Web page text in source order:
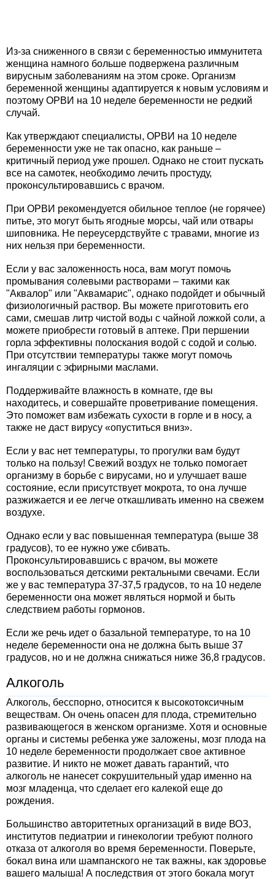
Из-за сниженного в связи с беременностью иммунитета
женщина намного больше подвержена различным
вирусным заболеваниям на этом сроке. Организм
беременной женщины адаптируется к новым условиям и
поэтому ОРВИ на 10 неделе беременности не редкий
случай.
Как утверждают специалисты, ОРВИ на 10 неделе
беременности уже не так опасно, как раньше –
критичный период уже прошел. Однако не стоит пускать
все на самотек, необходимо лечить простуду,
проконсультировавшись с врачом.
При ОРВИ рекомендуется обильное теплое (не горячее)
питье, это могут быть ягодные морсы, чай или отвары
шиповника. Не переусердствуйте с травами, многие из
них нельзя при беременности.
Если у вас заложенность носа, вам могут помочь
промывания солевыми растворами – такими как
"Аквалор" или "Аквамарис", однако подойдет и обычный
физиологичный раствор. Вы можете приготовить его
сами, смешав литр чистой воды с чайной ложкой соли, а
можете приобрести готовый в аптеке. При першении
горла эффективны полоскания водой с содой и солью.
При отсутствии температуры также могут помочь
ингаляции с эфирными маслами.
Поддерживайте влажность в комнате, где вы
находитесь, и совершайте проветривание помещения.
Это поможет вам избежать сухости в горле и в носу, а
также не даст вирусу «опуститься вниз».
Если у вас нет температуры, то прогулки вам будут
только на пользу! Свежий воздух не только помогает
организму в борьбе с вирусами, но и улучшает ваше
состояние, если присутствует мокрота, то она лучше
разжижается и ее легче откашливать именно на свежем
воздухе.
Однако если у вас повышенная температура (выше 38
градусов), то ее нужно уже сбивать.
Проконсультировавшись с врачом, вы можете
воспользоваться детскими ректальными свечами. Если
же у вас температура 37-37,5 градусов, то на 10 неделе
беременности она может являться нормой и быть
следствием работы гормонов.
Если же речь идет о базальной температуре, то на 10
неделе беременности она не должна быть выше 37
градусов, но и не должна снижаться ниже 36,8 градусов.
Алкоголь
Алкоголь, бесспорно, относится к высокотоксичным
веществам. Он очень опасен для плода, стремительно
развивающегося в женском организме. Хотя и основные
органы и системы ребенка уже заложены, мозг плода на
10 неделе беременности продолжает свое активное
развитие. И никто не может давать гарантий, что
алкоголь не нанесет сокрушительный удар именно на
мозг младенца, что сделает его калекой еще до
рождения.
Большинство авторитетных организаций в виде ВОЗ,
институтов педиатрии и гинекологии требуют полного
отказа от алкоголя во время беременности. Поверьте,
бокал вина или шампанского не так важны, как здоровье
вашего малыша! А последствия от этого бокала могут